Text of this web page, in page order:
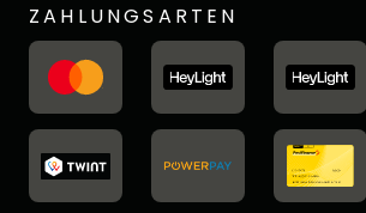
ZAHLUNGSARTEN